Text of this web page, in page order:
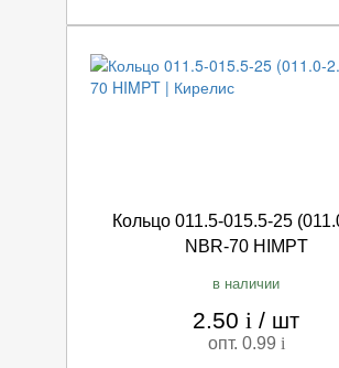
Кольцо 011.5-015.5-25
NBR-70 HIMPT
в наличии
2.50i / шт
опт. 0.99 i